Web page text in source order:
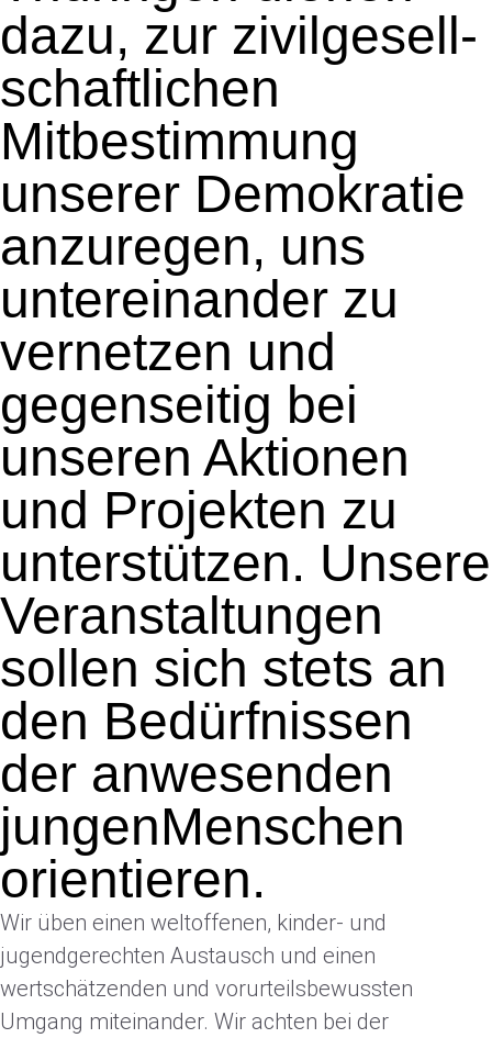
dazu, zur zivilgesell-
schaftlichen
Mitbestimmung
unserer Demokratie
anzuregen, uns
untereinander zu
vernetzen und
gegenseitig bei
unseren Aktionen
und Projekten zu
unterstützen. Unsere
Veranstaltungen
sollen sich stets an
den Bedürfnissen
der anwesenden
jungenMenschen
orientieren.
Wir üben einen weltoffenen, kinder- und
jugendgerechten Austausch und einen
wertschätzenden und vorurteilsbewussten
Umgang miteinander. Wir achten bei der